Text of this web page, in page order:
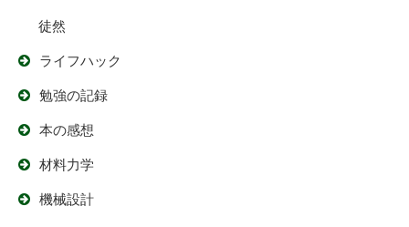
徒然
ライフハック
勉強の記録
本の感想
材料力学
機械設計